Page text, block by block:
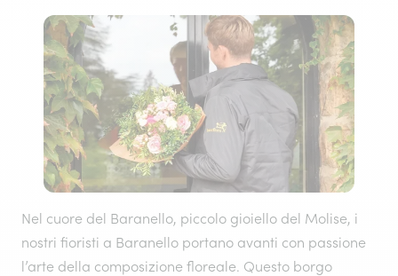
Nel cuore del Baranello, piccolo gioiello del Molise, i
nostri fioristi a Baranello portano avanti con passione
l’arte della composizione floreale. Questo borgo